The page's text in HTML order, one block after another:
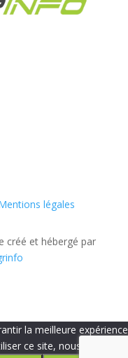
légales
créé et hébergé par
la meilleure expérience
ce site, nous